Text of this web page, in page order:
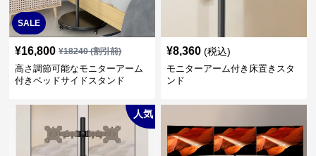
SALE
¥16,800 ¥18240(割引前)
高さ調節可能なモニターアーム
付きベッドサイドスタンド
¥8,360 (税込)
モニターアーム付き床置きスタ
ンド
人気